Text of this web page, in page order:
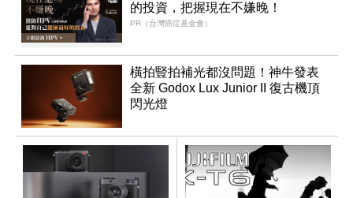
的投資，把握現在不嫌晚！
PR（台灣癌症基金會）
橫拍豎拍補光都沒問題！神牛發表
全新 Godox Lux Junior II 復古機頂
閃光燈